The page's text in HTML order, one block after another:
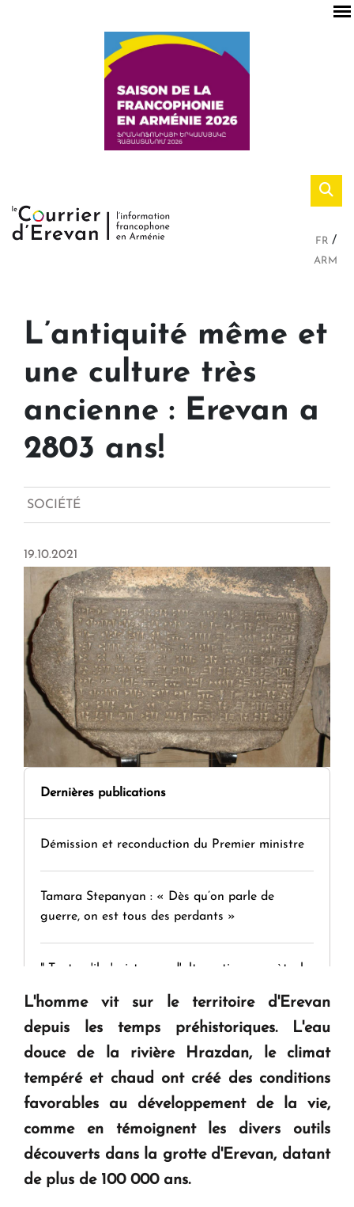
FR
ARM
L’antiquité même et
une culture très
ancienne : Erevan a
2803 ans!
SOCIÉTÉ
19.10.2021
Dernières publications
Démission et reconduction du Premier ministre
Tamara Stepanyan : « Dès qu’on parle de
guerre, on est tous des perdants »
" Tant qu'il n'existe pas d'alternative concrète, la
en Arménie
Le premier hôtel Hyatt Regency d'Arménie
ouvrira ses portes à Dilijan
L'homme vit sur le territoire d'Erevan
depuis les temps préhistoriques. L'eau
douce de la rivière Hrazdan, le climat
tempéré et chaud ont créé des conditions
favorables au développement de la vie,
comme en témoignent les divers outils
découverts dans la grotte d'Erevan, datant
de plus de 100 000 ans.